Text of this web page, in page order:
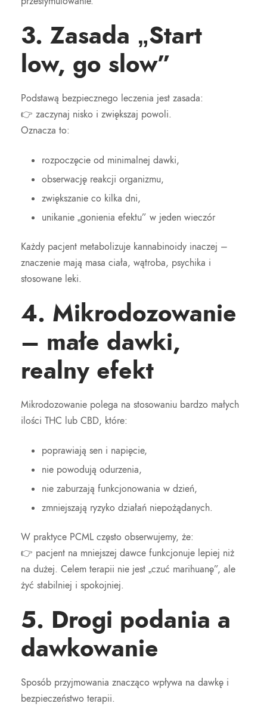
3. Zasada „Start
low, go slow”
Podstawą bezpiecznego leczenia jest zasada:
👉 zaczynaj nisko i zwiększaj powoli.
Oznacza to:
rozpoczęcie od minimalnej dawki,
obserwację reakcji organizmu,
zwiększanie co kilka dni,
unikanie „gonienia efektu” w jeden wieczór
Każdy pacjent metabolizuje kannabinoidy inaczej –
znaczenie mają masa ciała, wątroba, psychika i
stosowane leki.
4. Mikrodozowanie
– małe dawki,
realny efekt
Mikrodozowanie polega na stosowaniu bardzo małych
ilości THC lub CBD, które:
poprawiają sen i napięcie,
nie powodują odurzenia,
nie zaburzają funkcjonowania w dzień,
zmniejszają ryzyko działań niepożądanych.
W praktyce PCML często obserwujemy, że:
👉 pacjent na mniejszej dawce funkcjonuje lepiej niż
na dużej. Celem terapii nie jest „czuć marihuanę”, ale
żyć stabilniej i spokojniej.
5. Drogi podania a
dawkowanie
Sposób przyjmowania znacząco wpływa na dawkę i
bezpieczeństwo terapii.